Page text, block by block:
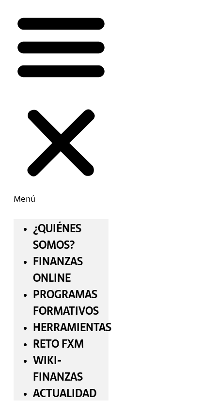
Menú
¿QUIÉNES
SOMOS?
FINANZAS
ONLINE
PROGRAMAS
FORMATIVOS
HERRAMIENTAS
RETO FXM
WIKI-
FINANZAS
ACTUALIDAD